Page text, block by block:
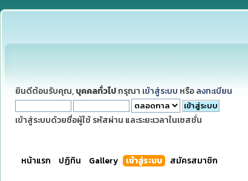
ยินดีต้อนรับคุณ, บุคคลทั่วไปกรุณา เข้าสู่ระบบ หรือ ลงทะเบียน
เข้าสู่ระบบด้วยชื่อผู้ใช้ รหัสผ่าน และระยะเวลาในเซสชั่น
หน้าแรก ปฏิทิน Gallery เข้าสู่ระบบ สมัครสมาชิก